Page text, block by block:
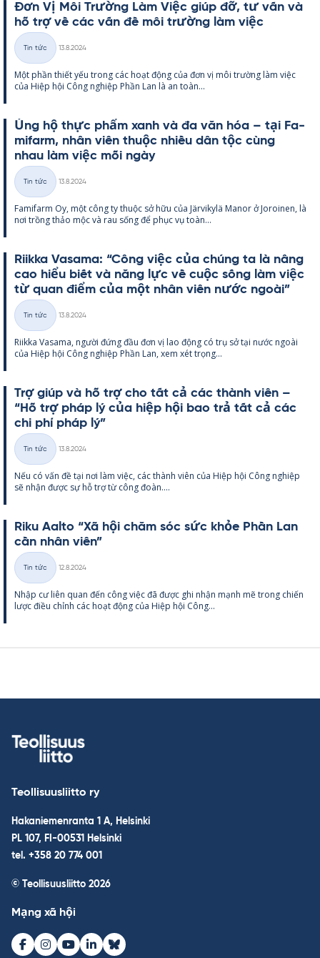
Đơn Vị Môi Trường Làm Việc giúp đỡ, tư vấn và
hỗ trợ về các vấn đề môi trường làm việc
Thể
loại
Tin tức
13.8.2024
Một phần thiết yếu trong các hoạt động của đơn vị môi trường làm việc
của Hiệp hội Công ng­hiệp Phần Lan là an toàn...
Ủng hộ thực phẩm xanh và đa văn hóa – tại Fa­
mi­farm, nhân viên thuộc nhiều dân tộc cùng
nhau làm việc mỗi ngày
Thể
loại
Tin tức
13.8.2024
Fa­mi­farm Oy, một công ty thuộc sở hữu của Jär­vi­kylä Ma­nor ở Jo­roi­nen, là
nơi trồng thảo mộc và rau sống để phục vụ toàn...
Riikka Va­sama: “Công việc của chúng ta là nâng
cao hiểu biết và năng lực về cuộc sống làm việc
từ quan điểm của một nhân viên nước ngoài”
Thể
loại
Tin tức
13.8.2024
Riikka Va­sama, người đứng đầu đơn vị lao động có trụ sở tại nước ngoài
của Hiệp hội Công ng­hiệp Phần Lan, xem xét trọng...
Trợ giúp và hỗ trợ cho tất cả các thành viên –
“Hỗ trợ pháp lý của hiệp hội bao trả tất cả các
chi phí pháp lý”
Thể
loại
Tin tức
13.8.2024
Nếu có vấn đề tại nơi làm việc, các thành viên của Hiệp hội Công ng­hiệp
sẽ nhận được sự hỗ trợ từ công đoàn....
Riku Aalto “Xã hội chăm sóc sức khỏe Phần Lan
cần nhân viên”
Thể
loại
Tin tức
12.8.2024
Nhập cư liên quan đến công việc đã được ghi nhận mạnh mẽ trong chiến
lược điều chỉnh các hoạt động của Hiệp hội Công...
Teollisuusliitto ry
Hakaniemenranta 1 A, Helsinki
PL 107, FI-00531 Helsinki
tel. +358 20 774 001
© Teollisuusliitto 2026
Mạng xã hội
Facebook
Instagram
Youtube
LinkedInBluesky